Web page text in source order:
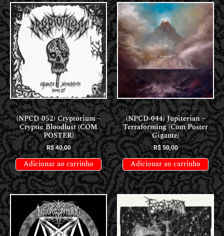
LANÇAMENTOS // RELEASES
(NPCD-052) Cryptorium –
Cryptic Bloodlust (COM
POSTER)
R$40,00
Adicionar ao carrinho
LANÇAMENTOS // RELEASES
(NPCD-044) Jupiterian –
Terraforming (Com Poster
Gigante)
R$50,00
Adicionar ao carrinho